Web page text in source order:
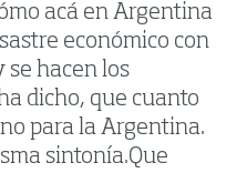
acá en Argentina
económico con
se hacen los
dicho, que cuanto
para la Argentina.
sintonía.Que